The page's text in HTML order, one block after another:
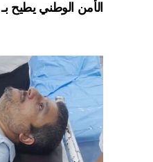
الأمن الوطني يطيح